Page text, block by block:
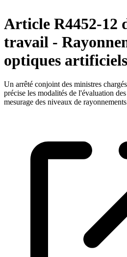
Article R4452-12
travail -
optiques artificiels
Un arrêté conjoint des ministres
précise les modalités de l'évaluation
mesurage des niveaux de